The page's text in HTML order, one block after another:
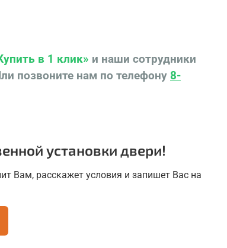
в 1 клик» и наши сотрудники
позвоните нам по телефону 8-
установки двери!
Вам, расскажет условия и запишет Вас на